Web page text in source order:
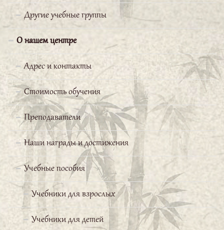
Другие учебные группы
О нашем центре
Адрес и контакты
Стоимость обучения
Преподаватели
Наши награды и достижения
Учебные пособия
Учебники для взрослых
Учебники для детей